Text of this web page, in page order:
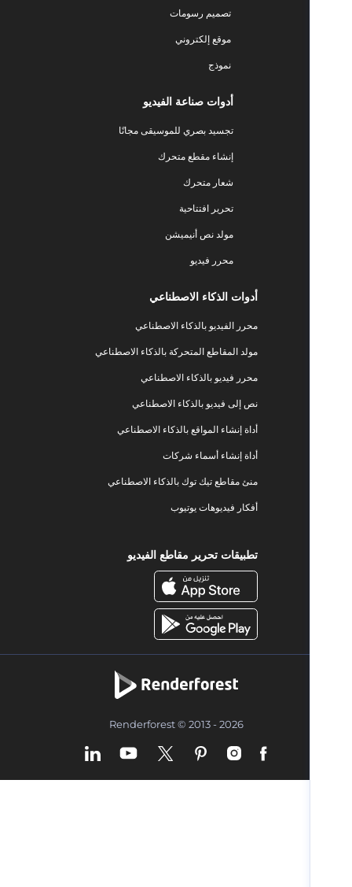
تصميم رسومات
موقع إلكتروني
أدوات صناعة الفيديو
تجسيد بصري للموسيقى مجانًا
إنشاء مقطع متحرك
شعار متحرك
تحرير افتتاحية
مولد نص أنيميشن
محرر فيديو
أدوات الذكاء الاصطناعي
محرر الفيديو بالذكاء الاصطناعي
مولد المقاطع المتحركة بالذكاء الاصطناعي
محرر فيديو بالذكاء الاصطناعي
نص إلى فيديو بالذكاء الاصطناعي
أداة إنشاء المواقع بالذكاء الاصطناعي
أداة إنشاء أسماء شركات
منئ مقاطع تيك توك بالذكاء الاصطناعي
أفكار فيديوهات يوتيوب
تطبيقات تحرير مقاطع الفيديو
Renderforest © 2013 - 2026